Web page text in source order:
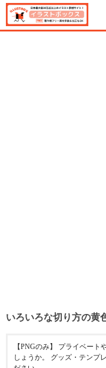
いろいろな切り方の黄
【PNGのみ】 プライベー
しょうか。 グッズ・テンプ